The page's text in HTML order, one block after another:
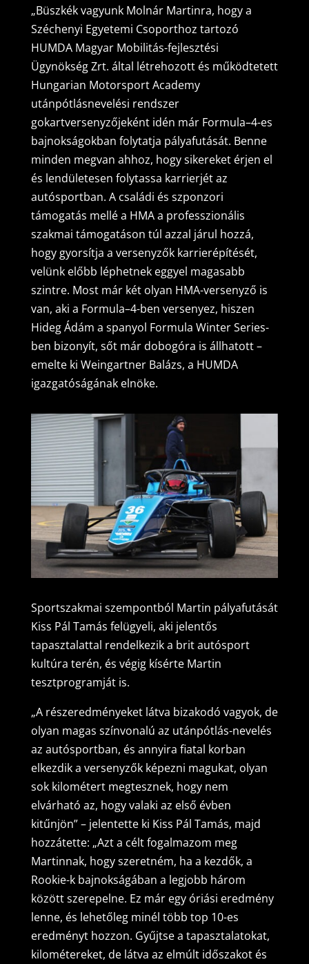
„Büszkék vagyunk Molnár Martinra, hogy a
Széchenyi Egyetemi Csoporthoz tartozó
HUMDA Magyar Mobilitás-fejlesztési
Ügynökség Zrt. által létrehozott és működtetett
Hungarian Motorsport Academy
utánpótlásnevelési rendszer
gokartversenyzőjeként idén már Formula–4-es
bajnokságokban folytatja pályafutását. Benne
minden megvan ahhoz, hogy sikereket érjen el
és lendületesen folytassa karrierjét az
autósportban. A családi és szponzori
támogatás mellé a HMA a professzionális
szakmai támogatáson túl azzal járul hozzá,
hogy gyorsítja a versenyzők karrierépítését,
velünk előbb léphetnek eggyel magasabb
szintre. Most már két olyan HMA-versenyző is
van, aki a Formula–4-ben versenyez, hiszen
Hideg Ádám a spanyol Formula Winter Series-
ben bizonyít, sőt már dobogóra is állhatott –
emelte ki Weingartner Balázs, a HUMDA
igazgatóságának elnöke.
Sportszakmai szempontból Martin pályafutását
Kiss Pál Tamás felügyeli, aki jelentős
tapasztalattal rendelkezik a brit autósport
kultúra terén, és végig kísérte Martin
tesztprogramját is.
„A részeredményeket látva bizakodó vagyok, de
olyan magas színvonalú az utánpótlás-nevelés
az autósportban, és annyira fiatal korban
elkezdik a versenyzők képezni magukat, olyan
sok kilométert megtesznek, hogy nem
elvárható az, hogy valaki az első évben
kitűnjön” – jelentette ki Kiss Pál Tamás, majd
hozzátette: „Azt a célt fogalmazom meg
Martinnak, hogy szeretném, ha a kezdők, a
Rookie-k bajnokságában a legjobb három
között szerepelne. Ez már egy óriási eredmény
lenne, és lehetőleg minél több top 10-es
eredményt hozzon. Gyűjtse a tapasztalatokat,
kilométereket, de látva az elmúlt időszakot és